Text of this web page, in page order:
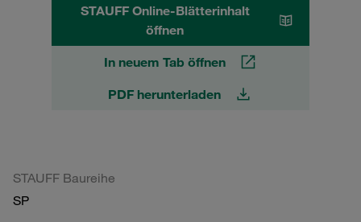
STAUFF Online-Blätterinhalt
öffnen
In neuem Tab öffnen
PDF herunterladen
STAUFF Baureihe
SP